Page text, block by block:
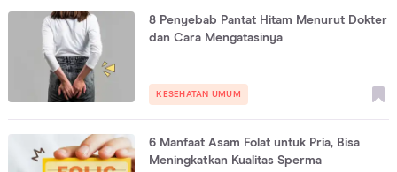
8 Penyebab Pantat Hitam Menurut Dokter
dan Cara Mengatasinya
KESEHATAN UMUM
6 Manfaat Asam Folat untuk Pria, Bisa
Meningkatkan Kualitas Sperma